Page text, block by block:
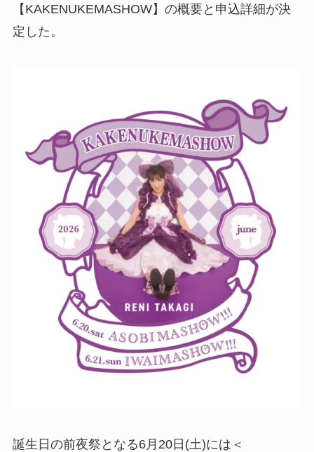
【KAKENUKEMASHOW】の概要と申込詳細が決
定した。
誕生日の前夜祭となる6月20日(土)には＜